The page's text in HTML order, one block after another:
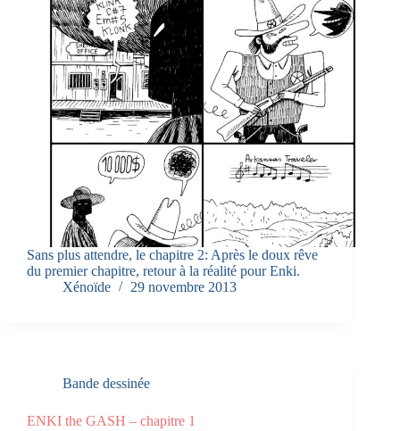
Sans plus attendre, le chapitre 2: Après le doux rêve
du premier chapitre, retour à la réalité pour Enki.
Xénoïde
29 novembre 2013
Bande dessinée
ENKI the GASH – chapitre 1